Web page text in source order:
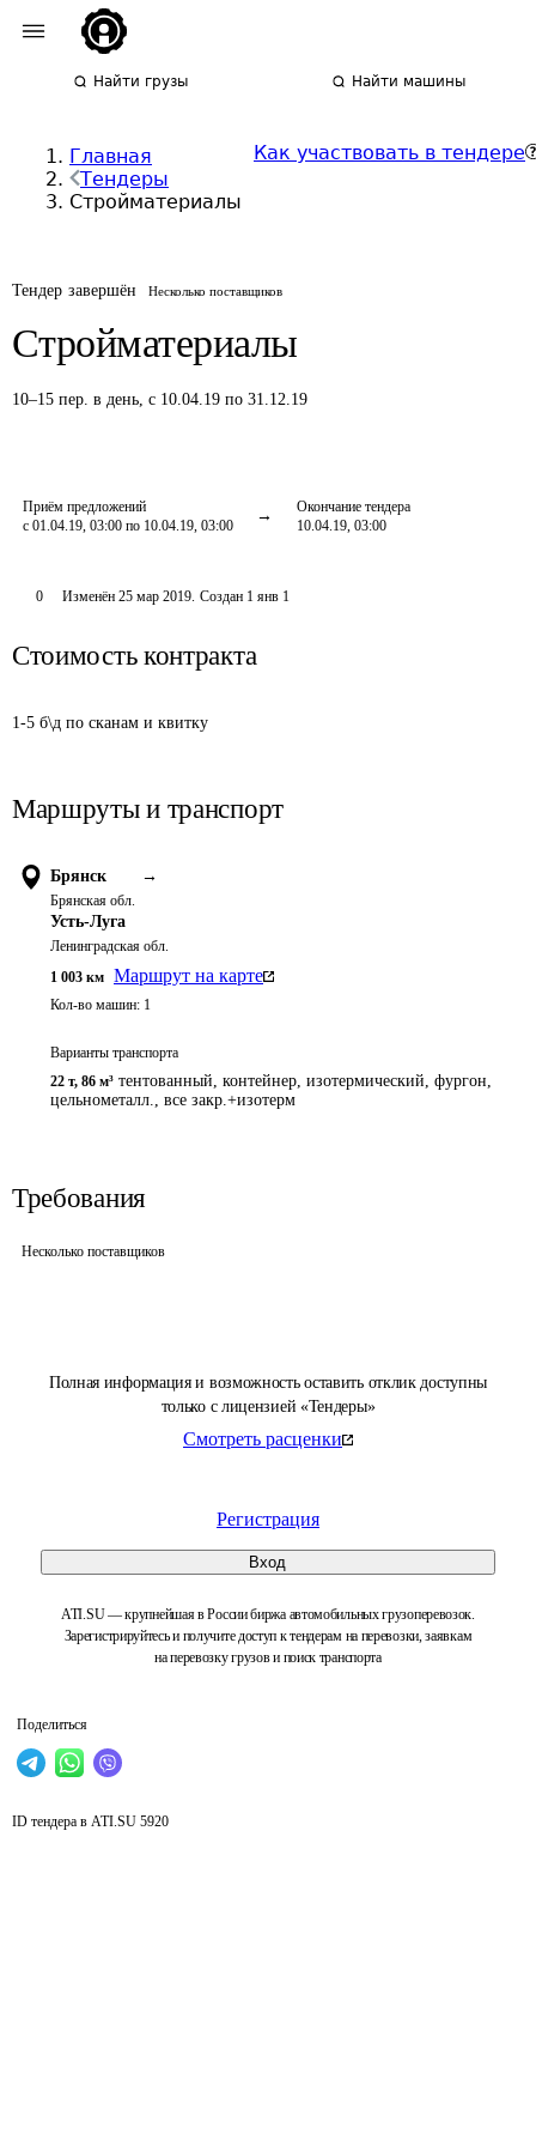
Найти грузы Найти машины
Главная
Тендеры
Стройматериалы
Как участвовать в тендере
Тендер завершён Несколько поставщиков
Стройматериалы
10–15 пер. в день, с 10.04.19 по 31.12.19
Приём предложений
с 01.04.19, 03:00 по 10.04.19, 03:00
Окончание тендера
10.04.19, 03:00
Полная информация и возможность оставить отклик доступны
только с лицензией «Тендеры»
Смотреть расценки
Регистрация
Вход
ATI.SU — крупнейшая в России биржа автомобильных грузоперевозок.
Зарегистрируйтесь и получите доступ к тендерам на перевозки, заявкам
на перевозку грузов и поиск транспорта
Поделиться
0 Изменён 25 мар 2019. Создан 1 янв 1
Стоимость контракта
1-5 б\д по сканам и квитку
Маршруты и транспорт
Брянск →
Брянская обл.
Усть-Луга
Ленинградская обл.
1 003 км Маршрут на карте
Кол-во машин: 1
Варианты транспорта
22 т, 86 м³ тентованный, контейнер, изотермический, фургон,
цельнометалл., все закр.+изотерм
Требования
Несколько поставщиков
ID тендера в ATI.SU 5920